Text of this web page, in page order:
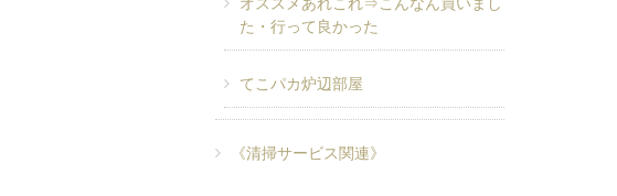
た・行って良かった
てこパカ炉辺部屋
《清掃サービス関連》